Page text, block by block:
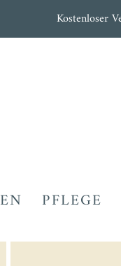
Kostenloser
PFLEGE